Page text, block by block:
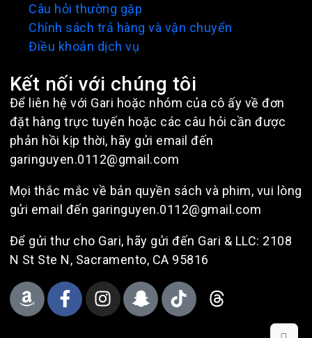
Câu hỏi thường gặp
Chính sách trả hàng và vận chuyển
Điều khoản dịch vụ
Kết nối với chúng tôi
Để liên hệ với Gari hoặc nhóm của cô ấy về đơn
đặt hàng trực tuyến hoặc các câu hỏi cần được
phản hồi kịp thời, hãy gửi email đến
garinguyen.0112@gmail.com
Mọi thắc mắc về bản quyền sách và phim, vui lòng
gửi email đến garinguyen.0112@gmail.com
Để gửi thư cho Gari, hãy gửi đến Gari & LLC: 2108
N St Ste N, Sacramento, CA 95816